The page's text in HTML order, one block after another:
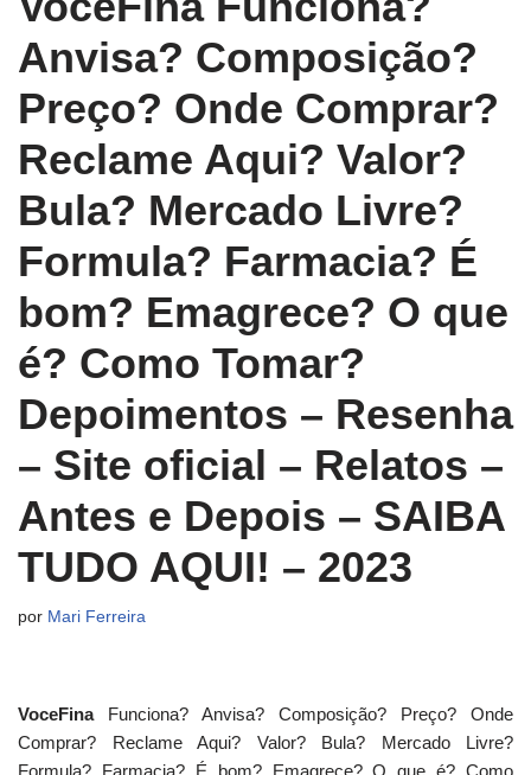
Anvisa? Composição?
Preço? Onde Comprar?
Reclame Aqui? Valor?
Bula? Mercado Livre?
Formula? Farmacia? É
bom? Emagrece? O que
é? Como Tomar?
Depoimentos – Resenha
– Site oficial – Relatos –
Antes e Depois – SAIBA
TUDO AQUI! – 2023
por Mari Ferreira
VoceFinaFunciona? Anvisa? Composição? Preço? Onde
Comprar? Reclame Aqui? Valor? Bula? Mercado Livre?